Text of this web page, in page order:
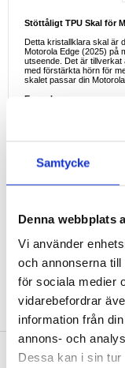
Samtycke
Denna webbplats
Vi använder
och annonserna
för sociala medier
vidarebefordrar
information från
annons- och
Dessa kan i sin tur
Stöttåligt TPU Skal för
Detta kristallklara skal är
Motorola Edge (2025) på
utseende. Det är tillverkat
med förstärkta hörn för
skalet passar din
Egenskaper:
- Förstärkta hörn ger
(2025)
Relaterade kategorier:
(2025) Skal & Tillbehör